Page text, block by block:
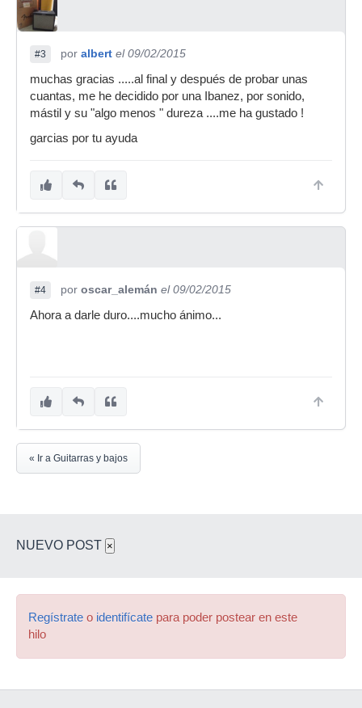
#3 por albert el 09/02/2015
muchas gracias .....al final y después de probar unas
cuantas, me he decidido por una Ibanez, por sonido,
mástil y su "algo menos " dureza ....me ha gustado !
garcias por tu ayuda
#4 por oscar_alemán el 09/02/2015
Ahora a darle duro....mucho ánimo...
« Ir a Guitarras y bajos
NUEVO POST ×
Regístrate o identifícate para poder postear en este
hilo